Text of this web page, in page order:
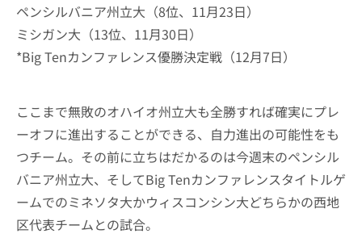
ペンシルバニア州立大（8位、11月23日）
ミシガン大（13位、11月30日）
*Big Tenカンファレンス優勝決定戦（12月7日）
ここまで無敗のオハイオ州立大も全勝すれば確実にプレ
ーオフに進出することができる、自力進出の可能性をも
つチーム。その前に立ちはだかるのは今週末のペンシル
バニア州立大、そしてBig Tenカンファレンスタイトルゲ
ームでのミネソタ大かウィスコンシン大どちらかの西地
区代表チームとの試合。